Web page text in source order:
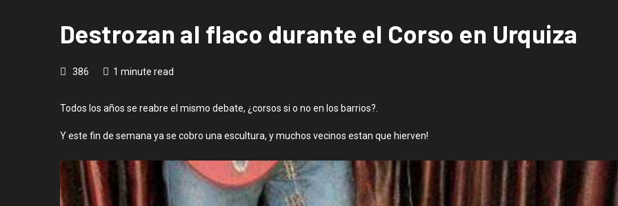
Destrozan al flaco durante el Corso en Urquiza
386 1 minute read
Todos los años se reabre el mismo debate, ¿corsos si o no en los barrios?.
Y este fin de semana ya se cobro una escultura, y muchos vecinos estan que hierven!